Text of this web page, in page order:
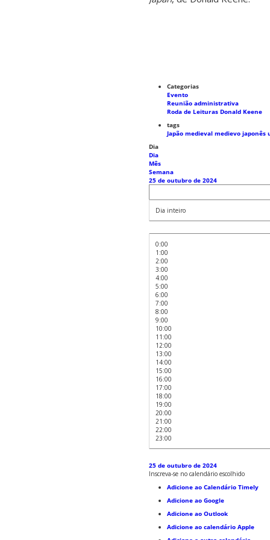
Categorias
Evento
Reunião administrativa
Roda de Leituras Donald Keene
tags
Japão medieval medievo japonês
Dia
Dia
Mês
Semana
25 de outubro de 2024
Dia inteiro
0:00
1:00
2:00
3:00
4:00
5:00
6:00
7:00
8:00
9:00
10:00
11:00
12:00
13:00
14:00
15:00
16:00
17:00
18:00
19:00
20:00
21:00
22:00
23:00
25 de outubro de 2024
Inscreva-se no calendário escolhido
Adicione ao Calendário Timely
Adicione ao Google
Adicione ao Outlook
Adicione ao calendário Apple